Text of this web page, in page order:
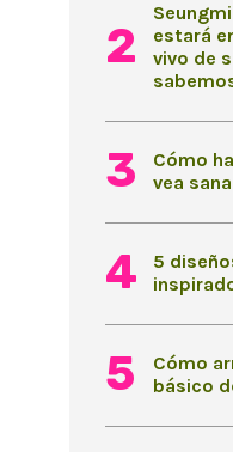
estará
vivo de
Cómo
vea
5
Cómo
básico